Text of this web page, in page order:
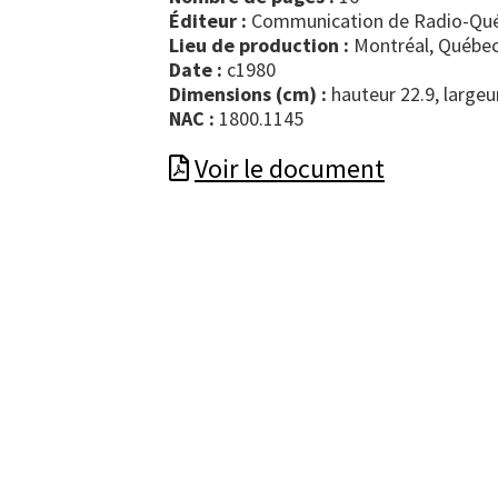
Éditeur : Communication de Radio-
Lieu de production : Montréal,
Date : c1980
Dimensions (cm) : hauteur 22.9,
NAC : 1800.1145
Voir le document